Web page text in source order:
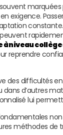
exigence.
constante.
à niveau
reprendre
des difficultés
d’autres
lui
non
méthodes de